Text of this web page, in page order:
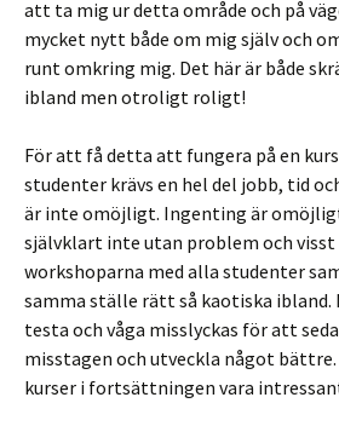
att ta mig ur detta område och på
mycket nytt både om mig själv och
runt omkring mig. Det här är både
ibland men otroligt roligt!
För att få detta att fungera på en
studenter krävs en hel del jobb, tid
är inte omöjligt. Ingenting är
självklart inte utan problem och visst
workshoparna med alla studenter
samma ställe rätt så kaotiska ibland.
testa och våga misslyckas för att
misstagen och utveckla något
kurser i fortsättningen vara